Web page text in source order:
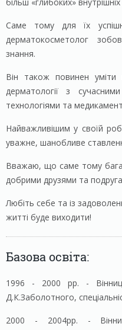
Саме тому для їх
дерматокосметолог
знання.
Він також повинен уміти
дерматології з
технологіями та
Найважливішим у своїй
уважне, шанобливе
Вважаю, що саме тому
добрими друзями та
Любіть себе та із
житті буде виходити!
Базова освіта:
1996 - 2000 рр. -
Д.К.Заболотного,
2000 - 2004рр. -